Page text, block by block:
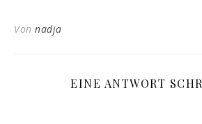
Von nadja
EINE ANTWORT